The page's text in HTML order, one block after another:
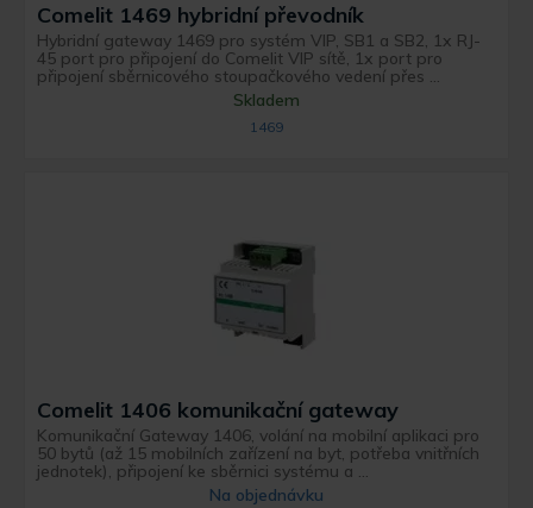
Comelit 1469 hybridní převodník
Hybridní gateway 1469 pro systém VIP, SB1 a SB2, 1x RJ-
45 port pro připojení do Comelit VIP sítě, 1x port pro
připojení sběrnicového stoupačkového vedení přes ...
Skladem
1469
Comelit 1406 komunikační gateway
Komunikační Gateway 1406, volání na mobilní aplikaci pro
50 bytů (až 15 mobilních zařízení na byt, potřeba vnitřních
jednotek), připojení ke sběrnici systému a ...
Na objednávku